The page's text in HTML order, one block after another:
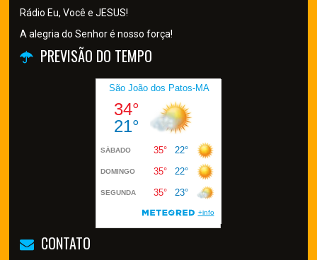
Rádio Eu, Você e JESUS!
A alegria do Senhor é nosso força!
PREVISÃO DO TEMPO
CONTATO